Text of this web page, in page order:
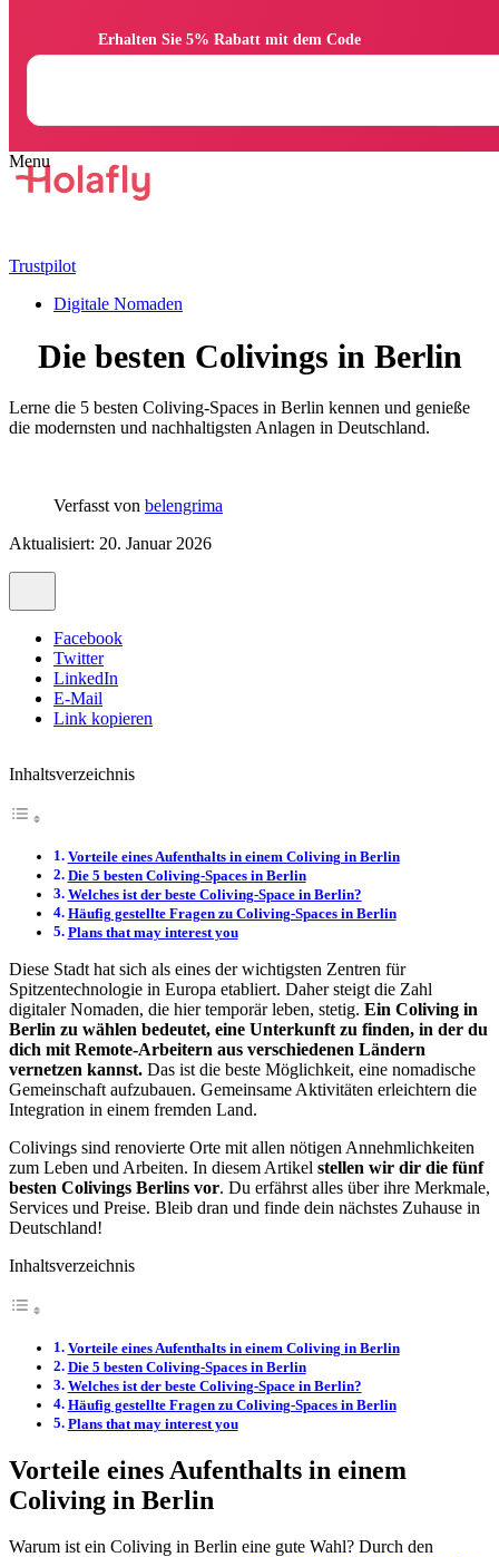
Trustpilot
Digitale Nomaden
Die besten Colivings in Berlin
Lerne die 5 besten Coliving-Spaces in Berlin kennen und genieße
die modernsten und nachhaltigsten Anlagen in Deutschland.
Verfasst von belengrima
Aktualisiert: 20. Januar 2026
Facebook
Twitter
LinkedIn
E-Mail
Link kopieren
Inhaltsverzeichnis
Vorteile eines Aufenthalts in einem Coliving in Berlin
Die 5 besten Coliving-Spaces in Berlin
Welches ist der beste Coliving-Space in Berlin?
Häufig gestellte Fragen zu Coliving-Spaces in Berlin
Plans that may interest you
Diese Stadt hat sich als eines der wichtigsten Zentren für
Spitzentechnologie in Europa etabliert. Daher steigt die Zahl
digitaler Nomaden, die hier temporär leben, stetig. Ein Coliving in
Berlin zu wählen bedeutet, eine Unterkunft zu finden, in der du
dich mit Remote-Arbeitern aus verschiedenen Ländern
vernetzen kannst. Das ist die beste Möglichkeit, eine nomadische
Gemeinschaft aufzubauen. Gemeinsame Aktivitäten erleichtern die
Integration in einem fremden Land.
Colivings sind renovierte Orte mit allen nötigen Annehmlichkeiten
zum Leben und Arbeiten. In diesem Artikel stellen wir dir die fünf
besten Colivings Berlins vor. Du erfährst alles über ihre Merkmale,
Services und Preise. Bleib dran und finde dein nächstes Zuhause in
Deutschland!
Inhaltsverzeichnis
Vorteile eines Aufenthalts in einem Coliving in Berlin
Die 5 besten Coliving-Spaces in Berlin
Welches ist der beste Coliving-Space in Berlin?
Häufig gestellte Fragen zu Coliving-Spaces in Berlin
Plans that may interest you
Vorteile eines Aufenthalts in einem
Coliving in Berlin
Warum ist ein Coliving in Berlin eine gute Wahl? Durch den